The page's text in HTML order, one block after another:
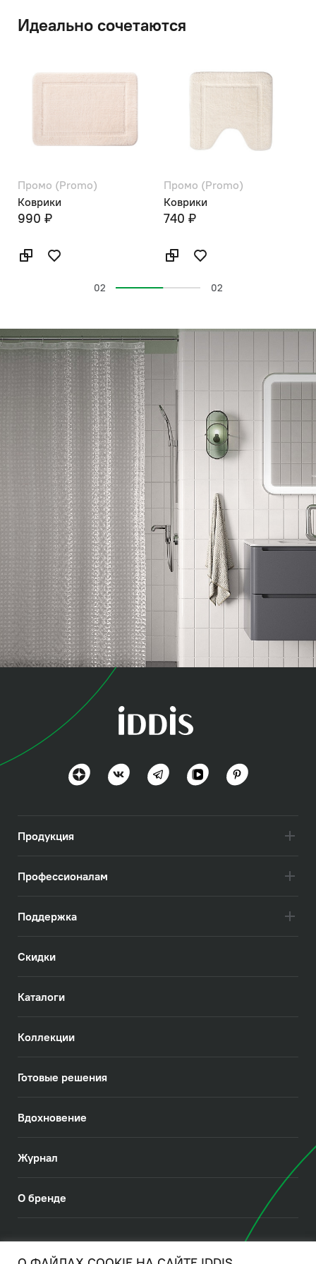
Идеально сочетаются
Промо (Promo)
Коврики
990 ₽
Промо (Promo)
Коврики
740 ₽
02 02
Промо (Promo)
Продукция
Профессионалам
Поддержка
Скидки
Каталоги
Коллекции
Готовые решения
Вдохновение
Журнал
О бренде